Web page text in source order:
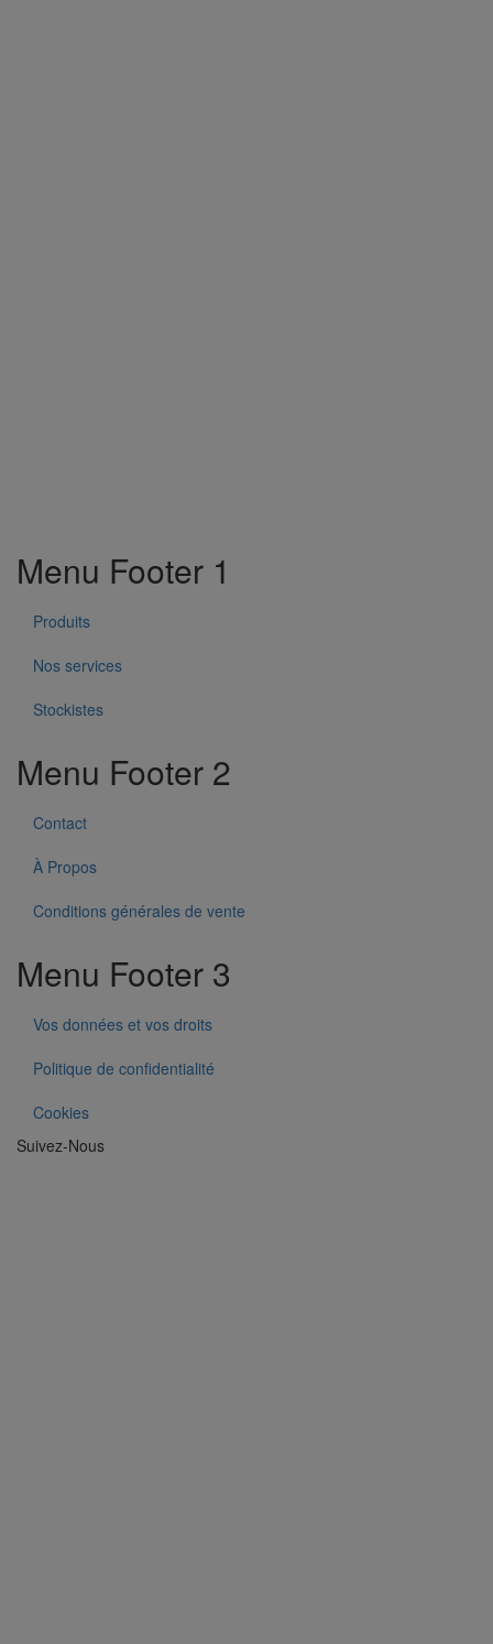
Menu Footer 1
Produits
Nos services
Stockistes
Menu Footer 2
Contact
À Propos
Conditions générales de vente
Menu Footer 3
Vos données et vos droits
Politique de confidentialité
Cookies
Suivez-Nous